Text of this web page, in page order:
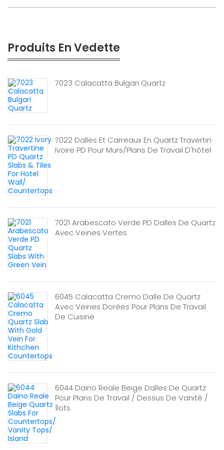
Produits En Vedette
7023 Calacatta Bulgari Quartz
7022 Dalles Et Carreaux En Quartz Travertin
Ivoire PD Pour Murs/plans De Travail D'hôtel
7021 Arabescato Verde PD Dalles De Quartz
Avec Veines Vertes
6045 Calacatta Cremo Dalle De Quartz
Avec Veines Dorées Pour Plans De Travail
De Cuisine
6044 Daino Reale Beige Dalles De Quartz
Pour Plans De Travail / Dessus De Vanité /
Îlots